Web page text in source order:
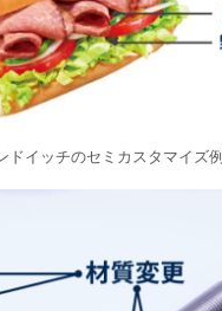
ドイッチのセミカスタマイズ例